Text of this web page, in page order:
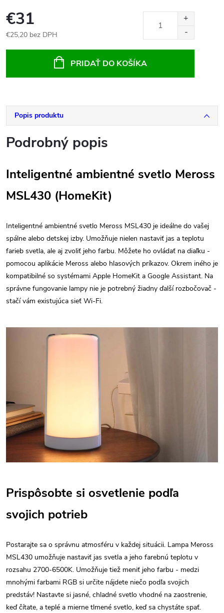
€31
€25,20 bez DPH
PRIDAŤ DO KOŠÍKA
Popis produktu
Podrobný popis
Inteligentné ambientné svetlo Meross
MSL430 (HomeKit)
Inteligentné ambientné svetlo Meross MSL430 je ideálne do vašej
spálne alebo detskej izby. Umožňuje nielen nastaviť jas a teplotu
farieb svetla, ale aj zvoliť jeho farbu. Môžete ho ovládať na diaľku -
pomocou aplikácie Meross alebo hlasových príkazov. Okrem iného je
kompatibilné so systémami Apple HomeKit a Google Assistant. Na
správne fungovanie lampy nie je potrebný žiadny ďalší rozbočovač -
stačí vám existujúca sieť Wi-Fi.
Prispôsobte si osvetlenie podľa
svojich potrieb
Postarajte sa o správnu atmosféru v každej situácii. Lampa Meross
MSL430 umožňuje nastaviť jas svetla a jeho farebnú teplotu v
rozsahu 2700-6500K. Umožňuje tiež meniť jeho farbu - medzi
mnohými farbami RGB si určite nájdete niečo podľa svojich
predstáv! Nastavte si jasné, chladné svetlo vhodné na zaostrenie,
keď čítate, a teplé a mierne tlmené svetlo, keď sa chystáte spať.